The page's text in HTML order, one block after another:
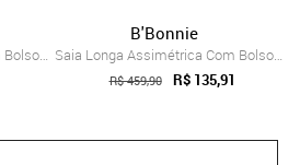
Saia Longa Assimétrica Com Bolsos B’Bonn...
B'Bonnie
Saia Longa Assimétrica Com Bolsos B’Bonn...
R$ 459,90 R$ 135,91